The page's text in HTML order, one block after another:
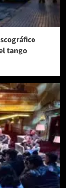
tango